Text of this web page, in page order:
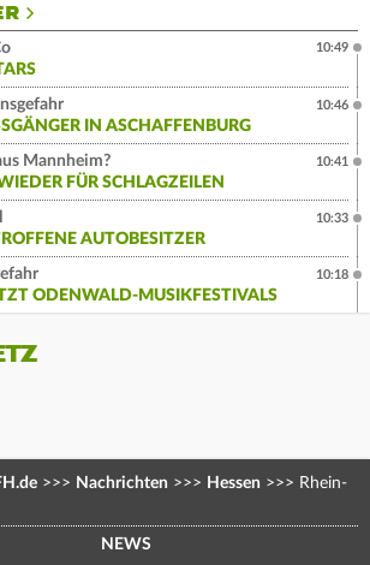
10:49
IN ASCHAFFENBURG
10:46
Mannheim?
FÜR SCHLAGZEILEN
10:41
AUTOBESITZER
10:33
ODENWALD-MUSIKFESTIVALS
10:18
>>> Nachrichten >>> Hessen >>> Rhein-
NEWS